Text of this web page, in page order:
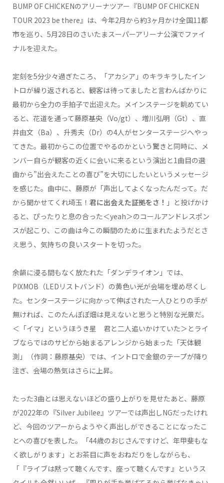
BUMP OF CHICKENのアリーナツアー『BUMP OF CHICKEN
TOUR 2023 be there』は、今年2月から約3ヶ月かけ全国11都
市を巡り、5月28日のさいたまスーパーアリーナ公演でファイ
ナルを迎えた。
定刻を5分少々過ぎたころ、「アカシア」のキラキラしたイン
トロが繰り返されると、観客は待ってましたと言わんばかりに
最初から全力の手拍子で出迎えた。メインステージを眺めてい
ると、花道を通って藤原基央（Vo/gt）、増川弘明（Gt）、直
井由文（Ba）、升秀夫（Dr）の4人がセンターステージへやっ
てきた。最初からこの位置でやるのかという驚きと同時に、メ
ンバー自らが観客の近くに会いに来るという演出と1曲目の選
曲から”出会えたことの喜び”を大切にしたいというメッセージ
を感じた。曲中に、藤原が「声出してよくなったんだって。だ
から聞かせてくれ埼玉！ 君に出会えた証拠をさ！ 」と投げかけ
ると、ぴったりと息の合った＜yeah＞のコールアンドレスポン
スが起こり、この曲は今この瞬間のために生まれたようだとさ
え思う、気持ちの良いスタートを切った。
余韻に浸る間もなく放たれた「ダンデライオン」では、
PIXMOB（LEDリストバンド）の黄色い光が会場を埋め尽くし
た。センターステージに向かって伸ばされた一人ひとりの手が
無ければ、このたんぽぽ畑は見えないと思うと特別な光景だ。
＜「イマ」というほうき星 君と二人追いかけていた＞とライ
ブならではのサビから始まるアレンジから始まった「天体観
測」（作詞：藤原基央）では、イントロで金銀のテープが降り
注ぎ、会場の熱気はさらに上昇。
たった3曲とは思えないほどの盛り上がりを見せたあと、藤原
が2022年の『Silver Jubilee』ツアーでは声出しNGだったけれ
ど、今回のツアーからようやく声出しができることになったこ
とへの喜びを表した。「44歳のおじさんですけど、年甲斐もな
く欲しがります」とお茶目に声をおねだりをしながらも、
「『ライブは黙って聴くんです、座って聴くんです』というス